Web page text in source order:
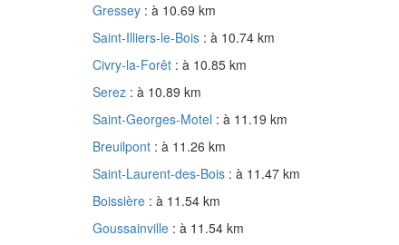
Gressey : à 10.69 km
Saint-Illiers-le-Bois : à 10.74 km
Civry-la-Forêt : à 10.85 km
Serez : à 10.89 km
Saint-Georges-Motel : à 11.19 km
Breuilpont : à 11.26 km
Saint-Laurent-des-Bois : à 11.47 km
Boissière : à 11.54 km
Goussainville : à 11.54 km